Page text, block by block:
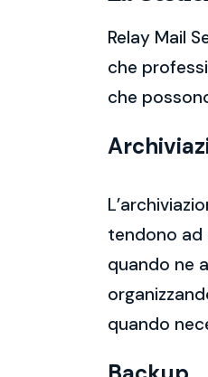
Relay Mail
che
che
tendono ad
quando ne
quando